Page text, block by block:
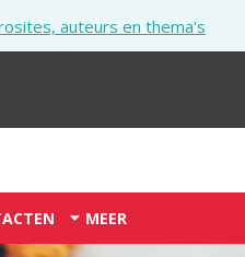
auteurs en thema's
MEER